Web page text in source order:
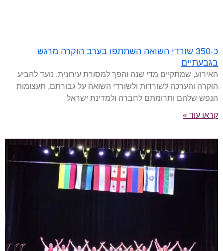
כ-350 שורדי השואה השתתפו בערב הוקרה מרגש
בגבעתיים
האירוע, שמתקיים מדי שנה והפך למסורת עירונית, נועד להביע
הוקרה והערכה לשורדות ולשורדי השואה על גבורתם, תעצומות
הנפש שלהם ותרומתם לחברה ולמדינת ישראל
קראו עוד »